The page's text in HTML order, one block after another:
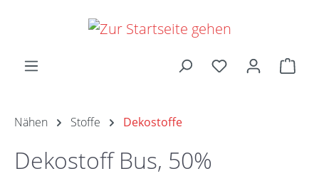
Zum Hauptinhalt springen
Nähen Stoffe Dekostoffe
Dekostoff Bus, 50%